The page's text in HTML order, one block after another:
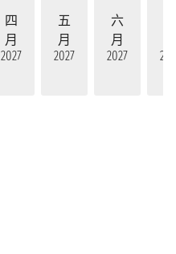
四
月
2027
五
月
2027
六
月
2027